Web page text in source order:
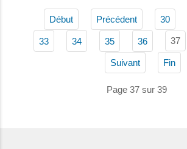
Début Précédent 30
33 34 35 36 37
Suivant Fin
Page 37 sur 39